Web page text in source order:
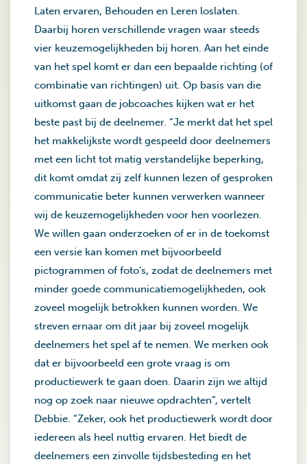
Laten ervaren, Behouden en Leren loslaten.
Daarbij horen verschillende vragen waar steeds
vier keuzemogelijkheden bij horen. Aan het einde
van het spel komt er dan een bepaalde richting (of
combinatie van richtingen) uit. Op basis van die
uitkomst gaan de jobcoaches kijken wat er het
beste past bij de deelnemer. “Je merkt dat het spel
het makkelijkste wordt gespeeld door deelnemers
met een licht tot matig verstandelijke beperking,
dit komt omdat zij zelf kunnen lezen of gesproken
communicatie beter kunnen verwerken wanneer
wij de keuzemogelijkheden voor hen voorlezen.
We willen gaan onderzoeken of er in de toekomst
een versie kan komen met bijvoorbeeld
pictogrammen of foto’s, zodat de deelnemers met
minder goede communicatiemogelijkheden, ook
zoveel mogelijk betrokken kunnen worden. We
streven ernaar om dit jaar bij zoveel mogelijk
deelnemers het spel af te nemen. We merken ook
dat er bijvoorbeeld een grote vraag is om
productiewerk te gaan doen. Daarin zijn we altijd
nog op zoek naar nieuwe opdrachten”, vertelt
Debbie. “Zeker, ook het productiewerk wordt door
iedereen als heel nuttig ervaren. Het biedt de
deelnemers een zinvolle tijdsbesteding en het